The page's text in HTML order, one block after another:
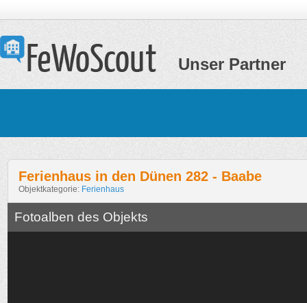
Unser Partner
Ferienhaus in den Dünen 282 - Baabe
Objektkategorie: Ferienhaus
Fotoalben des Objekts